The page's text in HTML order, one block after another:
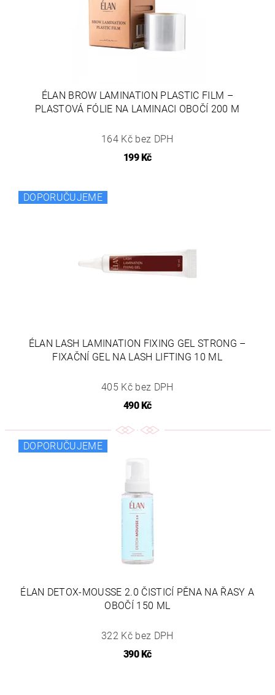
ÉLAN BROW LAMINATION PLASTIC FILM –
PLASTOVÁ FÓLIE NA LAMINACI OBOČÍ 200 M
164 Kč bez DPH
199 Kč
DOPORUČUJEME
ÉLAN LASH LAMINATION FIXING GEL STRONG –
FIXAČNÍ GEL NA LASH LIFTING 10 ML
405 Kč bez DPH
490 Kč
DOPORUČUJEME
ÉLAN DETOX-MOUSSE 2.0 ČISTICÍ PĚNA NA ŘASY A
OBOČÍ 150 ML
322 Kč bez DPH
390 Kč